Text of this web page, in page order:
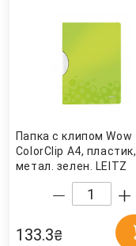
Папка с клипом Wow
ColorClip А4, пластик,
метал. зелен. LEITZ
133.3₴